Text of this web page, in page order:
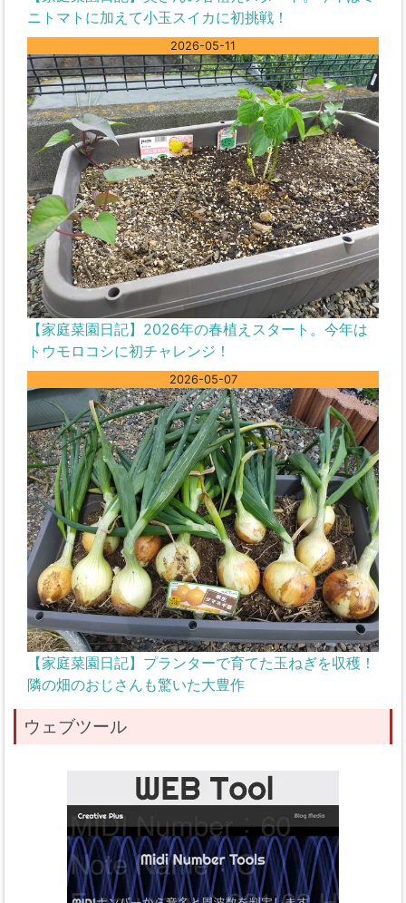
ニトマトに加えて小玉スイカに初挑戦！
2026-05-11
【家庭菜園日記】2026年の春植えスタート。今年は
トウモロコシに初チャレンジ！
2026-05-07
【家庭菜園日記】プランターで育てた玉ねぎを収穫！
隣の畑のおじさんも驚いた大豊作
ウェブツール